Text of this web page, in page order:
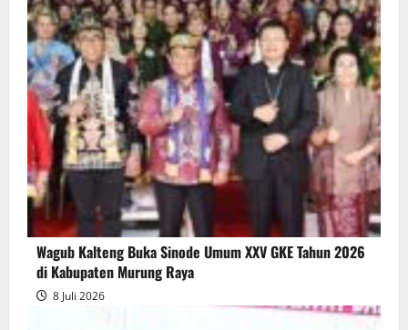
Wagub Kalteng Buka Sinode Umum XXV GKE Tahun 2026
di Kabupaten Murung Raya
8 Juli 2026